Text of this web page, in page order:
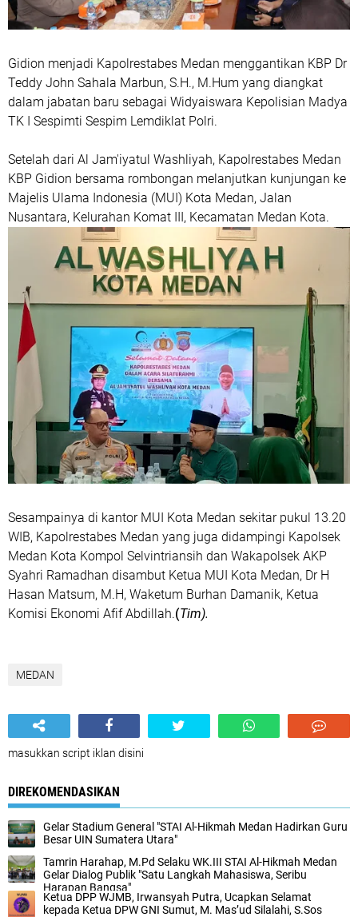
Gidion menjadi Kapolrestabes Medan menggantikan KBP Dr
Teddy John Sahala Marbun, S.H., M.Hum yang diangkat
dalam jabatan baru sebagai Widyaiswara Kepolisian Madya
TK I Sespimti Sespim Lemdiklat Polri.
Setelah dari Al Jam'iyatul Washliyah, Kapolrestabes Medan
KBP Gidion bersama rombongan melanjutkan kunjungan ke
Majelis Ulama Indonesia (MUI) Kota Medan, Jalan
Nusantara, Kelurahan Komat III, Kecamatan Medan Kota.
Sesampainya di kantor MUI Kota Medan sekitar pukul 13.20
WIB, Kapolrestabes Medan yang juga didampingi Kapolsek
Medan Kota Kompol Selvintriansih dan Wakapolsek AKP
Syahri Ramadhan disambut Ketua MUI Kota Medan, Dr H
Hasan Matsum, M.H, Waketum Burhan Damanik, Ketua
Komisi Ekonomi Afif Abdillah.(Tim).
MEDAN
masukkan script iklan disini
DIREKOMENDASIKAN
‎Gelar Stadium General "STAI Al-Hikmah Medan Hadirkan Guru
Besar UIN Sumatera Utara"
‎Tamrin Harahap, M.Pd Selaku WK.III STAI Al-Hikmah Medan
Gelar Dialog Publik "Satu Langkah Mahasiswa, Seribu
Harapan Bangsa"
Ketua DPP WJMB, Irwansyah Putra, Ucapkan Selamat
kepada Ketua DPW GNI Sumut, M. Mas’ud Silalahi, S.Sos